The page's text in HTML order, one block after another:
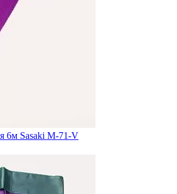
6м Sasaki M-71-V